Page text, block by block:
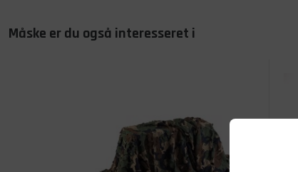
Måske er du også interesseret i